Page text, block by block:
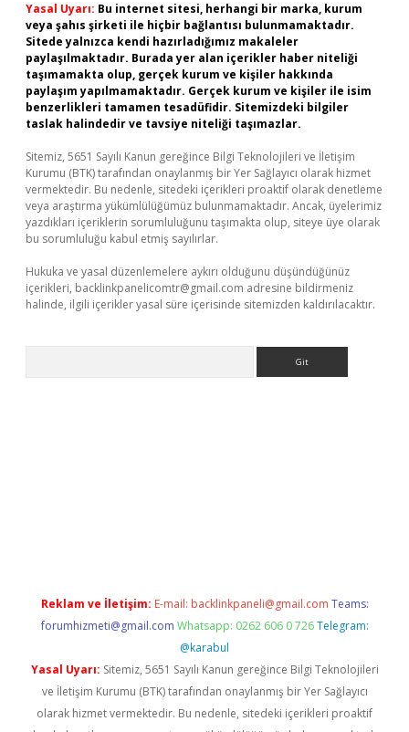
Yasal Uyarı: Bu internet sitesi, herhangi bir marka, kurum
veya şahıs şirketi ile hiçbir bağlantısı bulunmamaktadır.
Sitede yalnızca kendi hazırladığımız makaleler
paylaşılmaktadır. Burada yer alan içerikler haber niteliği
taşımamakta olup, gerçek kurum ve kişiler hakkında
paylaşım yapılmamaktadır. Gerçek kurum ve kişiler ile isim
benzerlikleri tamamen tesadüfidir. Sitemizdeki bilgiler
taslak halindedir ve tavsiye niteliği taşımazlar.
Sitemiz, 5651 Sayılı Kanun gereğince Bilgi Teknolojileri ve İletişim
Kurumu (BTK) tarafından onaylanmış bir Yer Sağlayıcı olarak hizmet
vermektedir. Bu nedenle, sitedeki içerikleri proaktif olarak denetleme
veya araştırma yükümlülüğümüz bulunmamaktadır. Ancak, üyelerimiz
yazdıkları içeriklerin sorumluluğunu taşımakta olup, siteye üye olarak
bu sorumluluğu kabul etmiş sayılırlar.
Hukuka ve yasal düzenlemelere aykırı olduğunu düşündüğünüz
içerikleri, backlinkpanelicomtr@gmail.com adresine bildirmeniz
halinde, ilgili içerikler yasal süre içerisinde sitemizden kaldırılacaktır.
Reklam ve İletişim: E-mail: backlinkpaneli@gmail.com Teams:
forumhizmeti@gmail.com Whatsapp: 0262 606 0 726 Telegram:
@karabul
Yasal Uyarı: Sitemiz, 5651 Sayılı Kanun gereğince Bilgi Teknolojileri
ve İletişim Kurumu (BTK) tarafından onaylanmış bir Yer Sağlayıcı
olarak hizmet vermektedir. Bu nedenle, sitedeki içerikleri proaktif